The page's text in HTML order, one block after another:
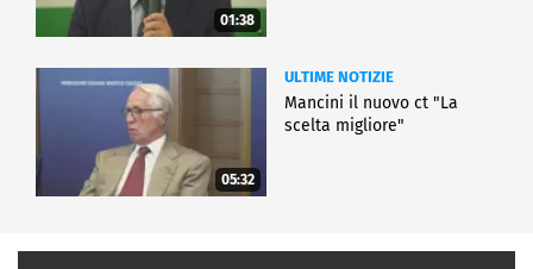
01:38
05:32
ULTIME NOTIZIE
Mancini il nuovo ct "La
scelta migliore"